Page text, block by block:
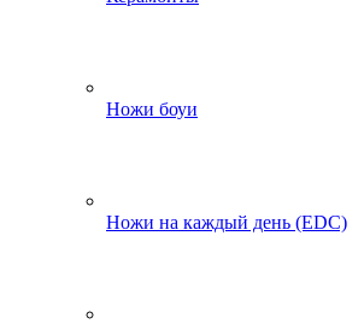
Ножи боуи
Ножи на каждый день (EDC)